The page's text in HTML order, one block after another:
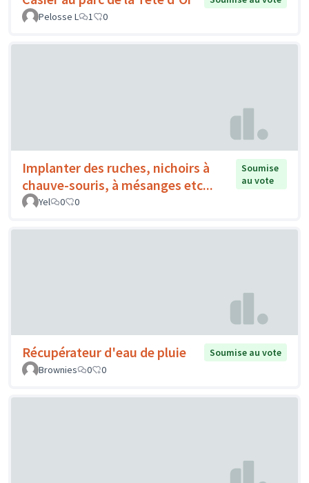
Pelosse L
1 0
Implanter des ruches, nichoirs à
chauve-souris, à mésanges etc...
Soumise
au vote
Yel
0 0
Récupérateur d'eau de pluie
Soumise au vote
Brownies
0 0